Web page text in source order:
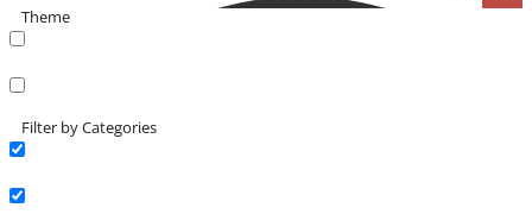
Theme
Filter by Categories